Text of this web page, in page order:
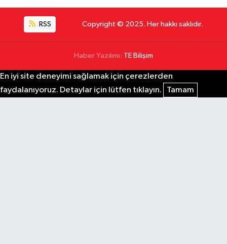
RSS Copyright © 2025. Her hakkı saklıdır.
Haber Yazılımı: TE Bilişim
En iyi site deneyimi sağlamak için çerezlerden
faydalanıyoruz. Detaylar için lütfen tıklayın.
Tamam